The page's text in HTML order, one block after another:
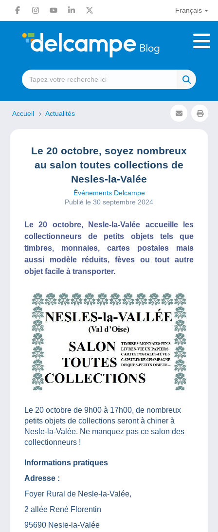
Français
Accueil Actualités
Le 20 octobre, soyez nombreux
au salon toutes collections de
Nesles-la-Valée
Événements Delcampe
Publié le 30 septembre 2024
Le 20 octobre, Nesle-la-Valée accueille les
collectionneurs de petits objets tels que
timbres, monnaies, cartes postales mais
aussi modèle réduits, fèves ou tout autre
objet facile à transporter.
Le 20 octobre de 9h00 à 17h00, de nombreux
petits objets de collections seront à chiner à
Nesle-la-Valée. Ne manquez pas ce salon des
collectionneurs !
Informations pratiques
Adresse :
Foyer Rural de Nesle-la-Valée,
2 allée René Florentin
95690 Nesle-la-Valée